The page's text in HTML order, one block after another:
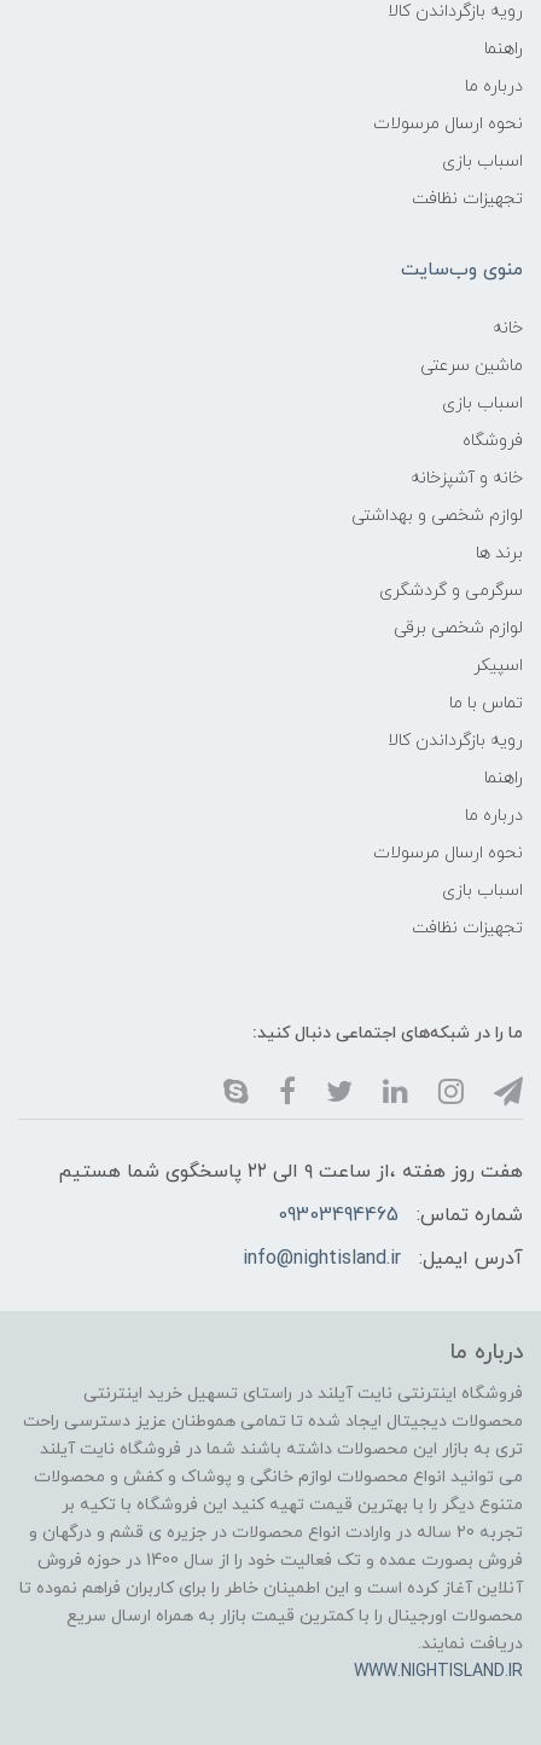
رویه بازگرداندن کالا
راهنما
درباره ما
نحوه ارسال مرسولات
اسباب بازی
تجهیزات نظافت
منوی وب‌سایت
خانه
ماشین سرعتی
اسباب بازی
فروشگاه
خانه و آشپزخانه
لوازم شخصی و بهداشتی
برند ها
سرگرمی و گردشگری
لوازم شخصی برقی
اسپیکر
تماس با ما
رویه بازگرداندن کالا
راهنما
درباره ما
نحوه ارسال مرسولات
اسباب بازی
تجهیزات نظافت
ما را در شبکه‌های اجتماعی دنبال کنید:
هفت روز هفته ،از ساعت ۹ الی ۲۲ پاسخگوی شما هستیم
شماره تماس:
09303494465
آدرس ایمیل:
info@nightisland.ir
درباره ما
فروشگاه اینترنتی نایت آیلند در راستای تسهیل خرید اینترنتی
محصولات دیجیتال ایجاد شده تا تمامی هموطنان عزیز دسترسی راحت
تری به بازار این محصولات داشته باشند شما در فروشگاه نایت آیلند
می توانید انواع محصولات لوازم خانگی و پوشاک و کفش و محصولات
متنوع دیگر را با بهترین قیمت تهیه کنید این فروشگاه با تکیه بر
تجربه 20 ساله در وارادت انواع محصولات در جزیره ی قشم و درگهان و
فروش بصورت عمده و تک فعالیت خود را از سال 1400 در حوزه فروش
آنلاین آغاز کرده است و این اطمینان خاطر را برای کاربران فراهم نموده تا
محصولات اورجینال را با کمترین قیمت بازار به همراه ارسال سریع
دریافت نمایند.
WWW.NIGHTISLAND.IR